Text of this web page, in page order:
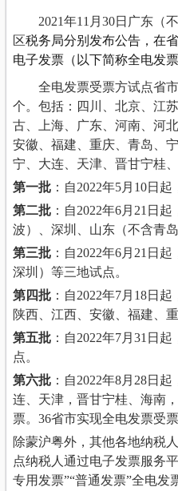
2021年11月30日广东（
区税务局分别发布公告，在
电子发票（以下简称全电发票
全电发票受票方试点省
个。包括：四川、北京、江
古、上海、广东、河南、河
安徽、福建、重庆、青岛、
宁、大连、天津、晋甘宁桂
第一批：自2022年5月10日起
第二批：自2022年6月21日
波）、深圳、山东（不含青
第三批：自2022年6月21日
深圳）等三地试点。
第四批：自2022年7月18日起
陕西、江西、安徽、福建、
第五批：自2022年7月31日
点。
第六批：自2022年8月28日
连、天津，晋甘宁桂、海南
票。36省市实现全电发票受票
除蒙沪粤外，其他各地纳税
点纳税人通过电子发票服务
专用发票”“普通发票”全电发